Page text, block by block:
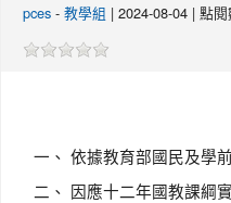
pces - 教學組 | 2024-08-04 | 點
一、 依據教育部國民及學
二、 因應十二年國教課綱